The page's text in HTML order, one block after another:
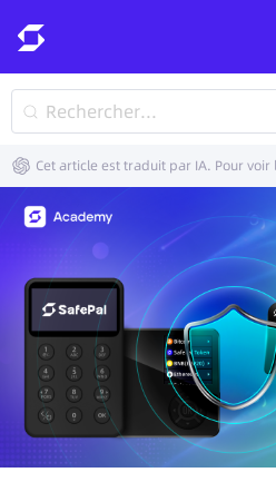
Cet article est traduit par IA. Pour